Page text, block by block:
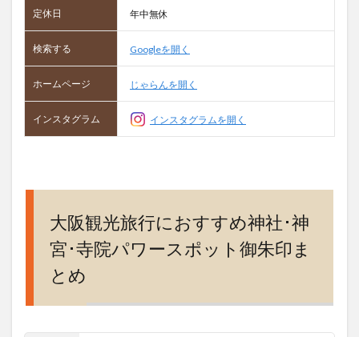
定休日 年中無休
検索する Googleを開く
ホームページ じゃらんを開く
インスタグラム インスタグラムを開く
大阪観光旅行におすすめ神社･神
宮･寺院パワースポット御朱印ま
とめ